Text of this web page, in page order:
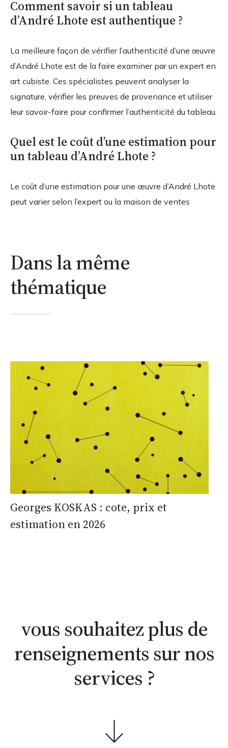
Comment savoir si un tableau
d’André Lhote est authentique ?
La meilleure façon de vérifier l’authenticité d’une œuvre
d’André Lhote est de la faire examiner par un expert en
art cubiste. Ces spécialistes peuvent analyser la
signature, vérifier les preuves de provenance et utiliser
leur savoir-faire pour confirmer l’authenticité du tableau.
Quel est le coût d’une estimation pour
un tableau d’André Lhote ?
Le coût d’une estimation pour une œuvre d’André Lhote
peut varier selon l’expert ou la maison de ventes
Dans la même
thématique
Georges KOSKAS : cote, prix et
estimation en 2026
vous souhaitez plus de
renseignements sur nos
services ?